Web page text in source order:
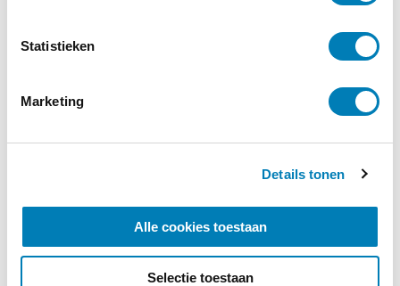
Statistieken
Marketing
Details tonen
Alle cookies toestaan
Selectie toestaan